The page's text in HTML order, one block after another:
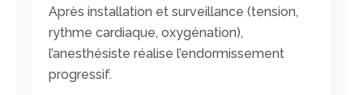
Après installation et surveillance (tension,
rythme cardiaque, oxygénation),
l’anesthésiste réalise l’endormissement
progressif.